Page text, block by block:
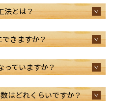
法とは？
できますか？
っていますか？
はどれくらいですか？